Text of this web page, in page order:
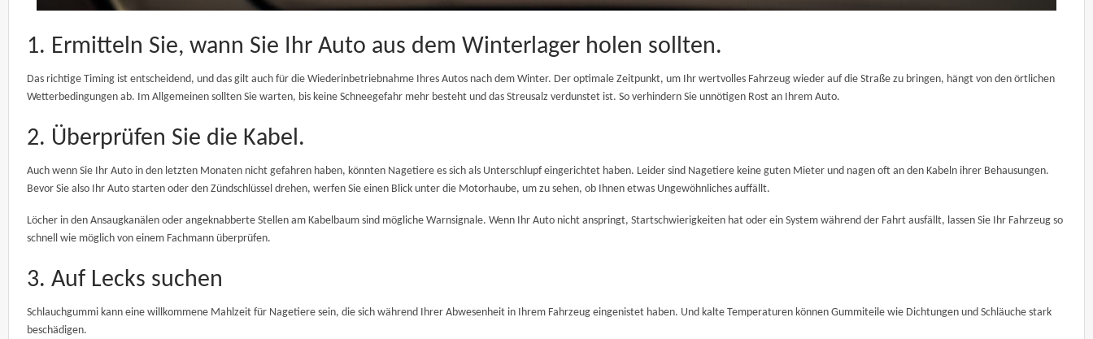
1. Ermitteln Sie, wann Sie Ihr Auto aus dem Winterlager holen sollten.
Das richtige Timing ist entscheidend, und das gilt auch für die Wiederinbetriebnahme Ihres Autos nach dem Winter. Der optimale Zeitpunkt, um Ihr wertvolles Fahrzeug wieder auf die Straße zu bringen, hängt von den örtlichen
Wetterbedingungen ab. Im Allgemeinen sollten Sie warten, bis keine Schneegefahr mehr besteht und das Streusalz verdunstet ist. So verhindern Sie unnötigen Rost an Ihrem Auto.
2. Überprüfen Sie die Kabel.
Auch wenn Sie Ihr Auto in den letzten Monaten nicht gefahren haben, könnten Nagetiere es sich als Unterschlupf eingerichtet haben. Leider sind Nagetiere keine guten Mieter und nagen oft an den Kabeln ihrer Behausungen.
Bevor Sie also Ihr Auto starten oder den Zündschlüssel drehen, werfen Sie einen Blick unter die Motorhaube, um zu sehen, ob Ihnen etwas Ungewöhnliches auffällt.
Löcher in den Ansaugkanälen oder angeknabberte Stellen am Kabelbaum sind mögliche Warnsignale. Wenn Ihr Auto nicht anspringt, Startschwierigkeiten hat oder ein System während der Fahrt ausfällt, lassen Sie Ihr Fahrzeug so
schnell wie möglich von einem Fachmann überprüfen.
3. Auf Lecks suchen
Schlauchgummi kann eine willkommene Mahlzeit für Nagetiere sein, die sich während Ihrer Abwesenheit in Ihrem Fahrzeug eingenistet haben. Und kalte Temperaturen können Gummiteile wie Dichtungen und Schläuche stark
beschädigen.